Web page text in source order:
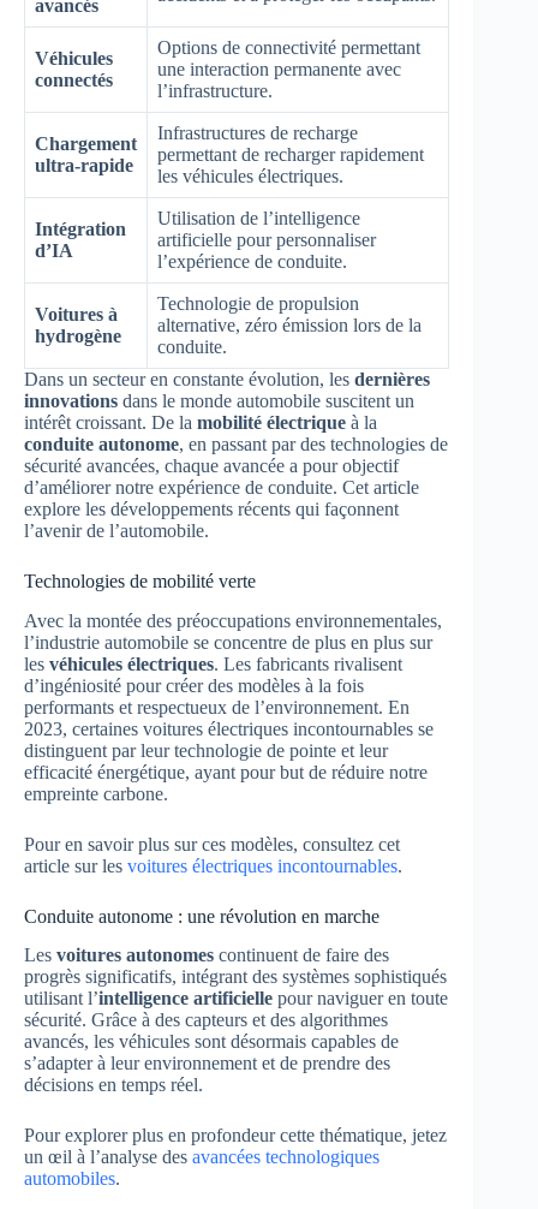
avancés
Véhicules
connectés
Options de connectivité permettant
une interaction permanente avec
l’infrastructure.
Chargement
ultra-rapide
Infrastructures de recharge
permettant de recharger rapidement
les véhicules électriques.
Intégration
d’IA
Utilisation de l’intelligence
artificielle pour personnaliser
l’expérience de conduite.
Voitures à
hydrogène
Technologie de propulsion
alternative, zéro émission lors de la
conduite.
Dans un secteur en constante évolution, les dernières
innovations dans le monde automobile suscitent un
intérêt croissant. De la mobilité électrique à la
conduite autonome, en passant par des technologies de
sécurité avancées, chaque avancée a pour objectif
d’améliorer notre expérience de conduite. Cet article
explore les développements récents qui façonnent
l’avenir de l’automobile.
Technologies de mobilité verte
Avec la montée des préoccupations environnementales,
l’industrie automobile se concentre de plus en plus sur
les véhicules électriques. Les fabricants rivalisent
d’ingéniosité pour créer des modèles à la fois
performants et respectueux de l’environnement. En
2023, certaines voitures électriques incontournables se
distinguent par leur technologie de pointe et leur
efficacité énergétique, ayant pour but de réduire notre
empreinte carbone.
Pour en savoir plus sur ces modèles, consultez cet
article sur les voitures électriques incontournables.
Conduite autonome : une révolution en marche
Les voitures autonomes continuent de faire des
progrès significatifs, intégrant des systèmes sophistiqués
utilisant l’intelligence artificielle pour naviguer en toute
sécurité. Grâce à des capteurs et des algorithmes
avancés, les véhicules sont désormais capables de
s’adapter à leur environnement et de prendre des
décisions en temps réel.
Pour explorer plus en profondeur cette thématique, jetez
un œil à l’analyse des avancées technologiques
automobiles.